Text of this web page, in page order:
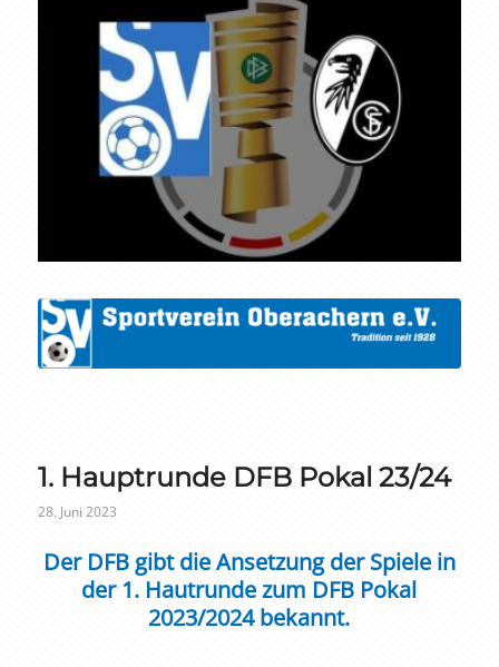
1. Hauptrunde DFB Pokal 23/24
28. Juni 2023
Der DFB gibt die Ansetzung der Spiele in
der 1. Hautrunde zum DFB Pokal
2023/2024 bekannt.